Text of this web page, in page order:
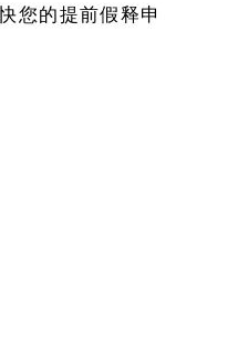
您的提前假释申